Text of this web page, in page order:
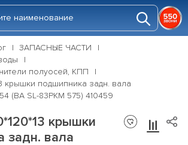
ЗАПАСНЫЕ ЧАСТИ
полуосей, КПП
крышки подшипника задн. вала
(BA SL-83РКМ 575) 410459
крышки
задн. вала